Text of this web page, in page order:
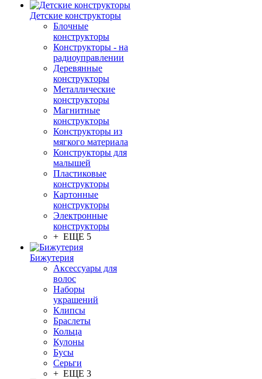
Детские конструкторы
Блочные
конструкторы
Конструкторы - на
радиоуправлении
Деревянные
конструкторы
Металлические
конструкторы
Магнитные
конструкторы
Конструкторы из
мягкого материала
Конструкторы для
малышей
Пластиковые
конструкторы
Картонные
конструкторы
Электронные
конструкторы
+ ЕЩЕ 5
Бижутерия
Аксессуары для
волос
Наборы
украшений
Клипсы
Браслеты
Кольца
Кулоны
Бусы
Серьги
+ ЕЩЕ 3